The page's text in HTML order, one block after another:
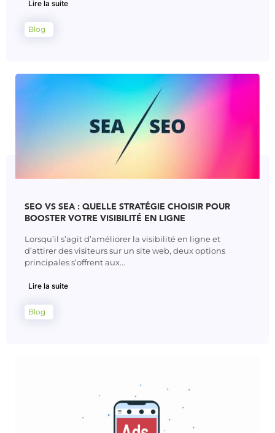
Lire la suite
Blog
SEO VS SEA : QUELLE STRATÉGIE CHOISIR POUR
BOOSTER VOTRE VISIBILITÉ EN LIGNE
Lorsqu’il s’agit d’améliorer la visibilité en ligne et
d’attirer des visiteurs sur un site web, deux options
principales s’offrent aux...
Lire la suite
Blog